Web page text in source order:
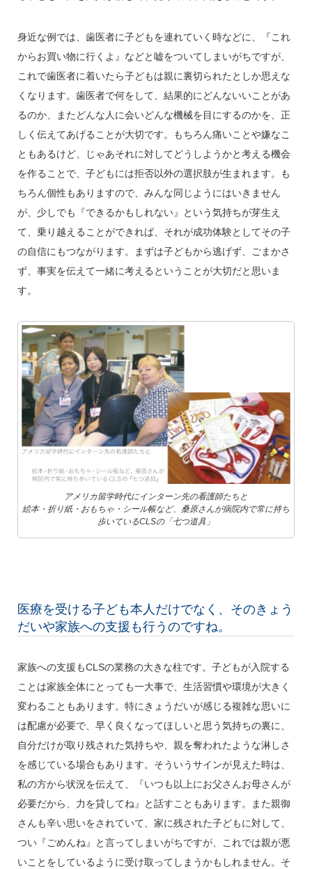
身近な例では、歯医者に子どもを連れていく時などに、『これ
からお買い物に行くよ』などと嘘をついてしまいがちですが、
これで歯医者に着いたら子どもは親に裏切られたとしか思えな
くなります。歯医者で何をして、結果的にどんないいことがあ
るのか、またどんな人に会いどんな機械を目にするのかを、正
しく伝えてあげることが大切です。もちろん痛いことや嫌なこ
ともあるけど、じゃあそれに対してどうしようかと考える機会
を作ることで、子どもには拒否以外の選択肢が生まれます。も
ちろん個性もありますので、みんな同じようにはいきません
が、少しでも『できるかもしれない』という気持ちが芽生え
て、乗り越えることができれば、それが成功体験としてその子
の自信にもつながります。まずは子どもから逃げず、ごまかさ
ず、事実を伝えて一緒に考えるということが大切だと思いま
す。
アメリカ留学時代にインターン先の看護師たちと
絵本・折り紙・おもちゃ・シール帳など、桑原さんが病院内で常に持ち
歩いているCLSの「七つ道具」
医療を受ける子ども本人だけでなく、そのきょう
だいや家族への支援も行うのですね。
家族への支援もCLSの業務の大きな柱です。子どもが入院する
ことは家族全体にとっても一大事で、生活習慣や環境が大きく
変わることもあります。特にきょうだいが感じる複雑な思いに
は配慮が必要で、早く良くなってほしいと思う気持ちの裏に、
自分だけが取り残された気持ちや、親を奪われたような淋しさ
を感じている場合もあります。そういうサインが見えた時は、
私の方から状況を伝えて、『いつも以上にお父さんお母さんが
必要だから、力を貸してね』と話すこともあります。また親御
さんも辛い思いをされていて、家に残された子どもに対して、
つい『ごめんね』と言ってしまいがちですが、これでは親が悪
いことをしているように受け取ってしまうかもしれません。そ